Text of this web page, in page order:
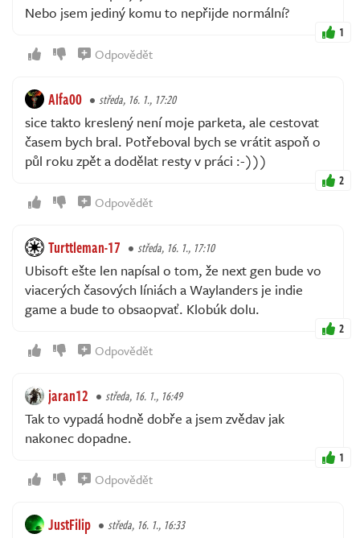
Nebo jsem jediný komu to nepřijde normální?
1
Odpovědět
Alfa00 středa, 16. 1., 17:20
sice takto kreslený není moje parketa, ale cestovat
časem bych bral. Potřeboval bych se vrátit aspoň o
půl roku zpět a dodělat resty v práci :-)))
2
Odpovědět
Turttleman-17 středa, 16. 1., 17:10
Ubisoft ešte len napísal o tom, že next gen bude vo
viacerých časových líniách a Waylanders je indie
game a bude to obsaopvať. Klobúk dolu.
2
Odpovědět
jaran12 středa, 16. 1., 16:49
Tak to vypadá hodně dobře a jsem zvědav jak
nakonec dopadne.
1
Odpovědět
JustFilip středa, 16. 1., 16:33